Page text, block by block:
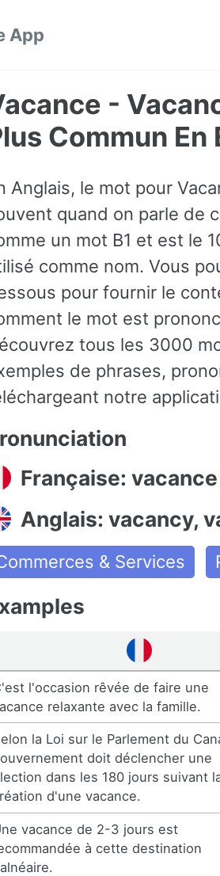
App
-
Commun En
Anglais, le mot pour
quand on parle de
un mot B1 et est le
comme nom. Vous
pour fournir le
le mot est
tous les 3000
de phrases,
notre
Française: vacance
Anglais: vacancy,
& Services
l'occasion rêvée de faire une
relaxante avec la famille.
la Loi sur le Parlement du
doit déclencher une
dans les 180 jours suivant
d'une vacance.
vacance de 2-3 jours est
à cette destination